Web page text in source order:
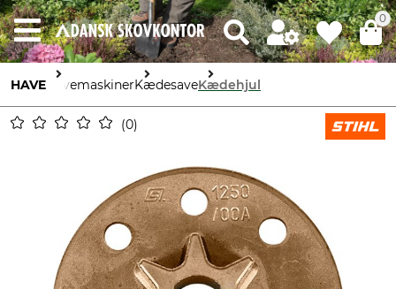
0
HAVE HavemaskinerKædesaveKædehjul
0